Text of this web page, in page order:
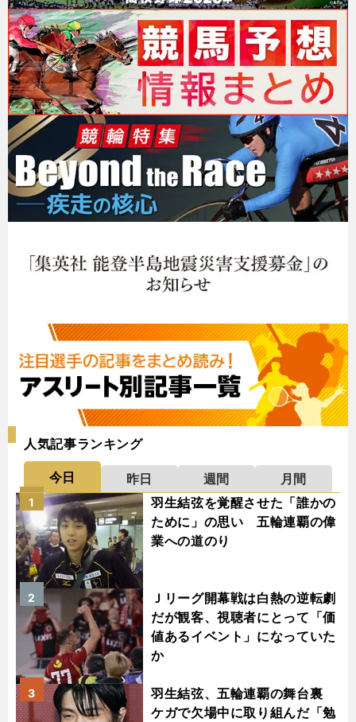
人気記事ランキング
今日 昨日 週間
月間
羽生結弦を覚醒させた「誰かの
ために」の思い 五輪連覇の偉
業への道のり
1
Ｊリーグ開幕戦は白熱の逆転劇
だが観客、視聴者にとって「価
値あるイベント」になっていた
か
2
羽生結弦、五輪連覇の舞台裏
ケガで欠場中に取り組んだ「勉
3